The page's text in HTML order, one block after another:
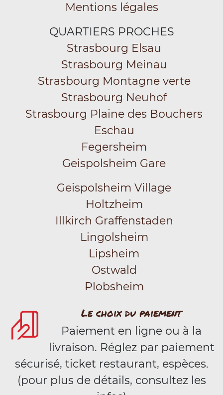
Mentions légales
QUARTIERS PROCHES
Strasbourg Elsau
Strasbourg Meinau
Strasbourg Montagne verte
Strasbourg Neuhof
Strasbourg Plaine des Bouchers
Eschau
Fegersheim
Geispolsheim Gare
Geispolsheim Village
Holtzheim
Illkirch Graffenstaden
Lingolsheim
Lipsheim
Ostwald
Plobsheim
Le choix du paiement
Paiement en ligne ou à la
livraison. Réglez par paiement
sécurisé, ticket restaurant, espèces.
(pour plus de détails, consultez les